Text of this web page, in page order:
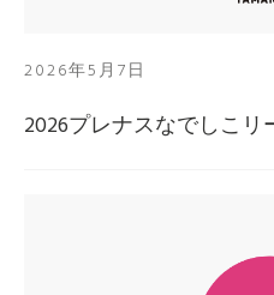
2026年5月7日
2026プレナスなでしこリ